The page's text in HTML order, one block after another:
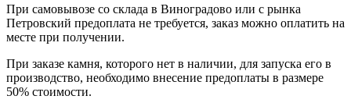
При самовывозе со склада в Виноградово или с рынка
Петровский предоплата не требуется, заказ можно оплатить на
месте при получении.
При заказе камня, которого нет в наличии, для запуска его в
производство, необходимо внесение предоплаты в размере
50% стоимости.